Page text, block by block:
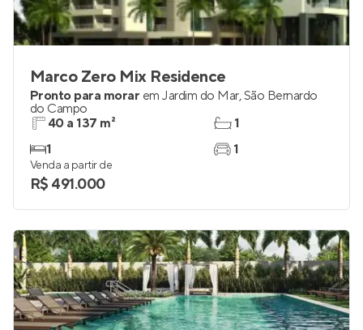
Marco Zero Mix Residence
Pronto para morar em Jardim do Mar,São Bernardo
do Campo
40 a 137 m²
1
1
1
Venda a partir de
R$ 491.000